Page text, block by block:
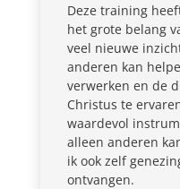
Deze training
het grote belang
veel nieuwe
anderen kan
verwerken en de
Christus te
waardevol
alleen anderen
ik ook zelf
ontvangen.